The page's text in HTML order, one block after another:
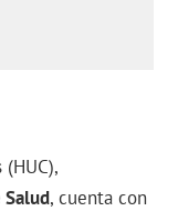
Salud, cuenta con